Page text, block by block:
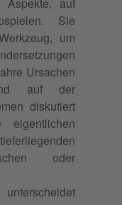
Aspekte, auf
Sie
um
Ursachen
auf der
diskutiert
oder